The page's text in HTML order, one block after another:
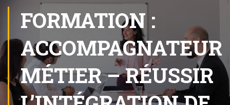
FORMATION :
ACCOMPAGNATEUR
MÉTIER – RÉUSSIR